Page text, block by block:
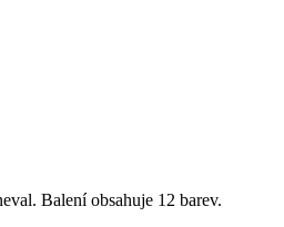
Balení obsahuje 12 barev.